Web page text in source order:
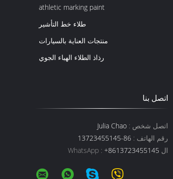
athletic marking paint
طلاء خط التأشير
منتجات العناية بالسيارات
رذاذ الطلاء الهباء الجوي
اتصل بنا
اتصل شخص :
رقم الهاتف :
ال WhatsApp : +8613723455145